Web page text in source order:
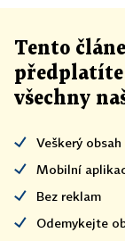
Tento
předplatíte
všechny
Veškerý obsah
Mobilní
Bez reklam
Odemykejte